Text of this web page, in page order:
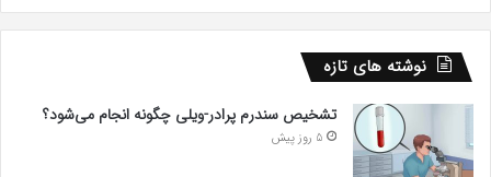
نوشته های تازه
تشخیص سندرم پرادر-ویلی چگونه انجام می‌شود؟
5 روز پیش